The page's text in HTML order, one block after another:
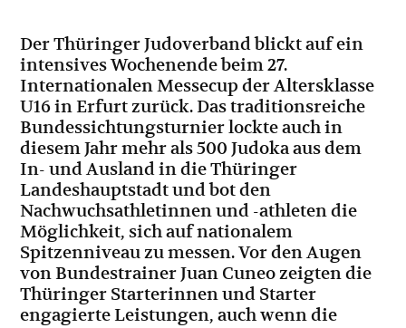
Der Thüringer Judoverband blickt auf ein
intensives Wochenende beim 27.
Internationalen Messecup der Altersklasse
U16 in Erfurt zurück. Das traditionsreiche
Bundessichtungsturnier lockte auch in
diesem Jahr mehr als 500 Judoka aus dem
In- und Ausland in die Thüringer
Landeshauptstadt und bot den
Nachwuchsathletinnen und -athleten die
Möglichkeit, sich auf nationalem
Spitzenniveau zu messen. Vor den Augen
von Bundestrainer Juan Cuneo zeigten die
Thüringer Starterinnen und Starter
engagierte Leistungen, auch wenn die